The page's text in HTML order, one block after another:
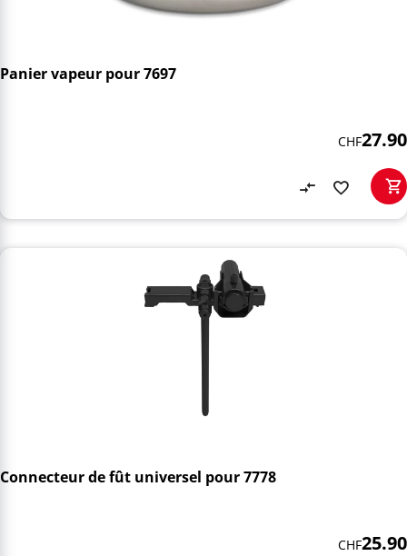
Panier vapeur pour 7697
CHF27.90
Connecteur de fût universel pour 7778
CHF25.90